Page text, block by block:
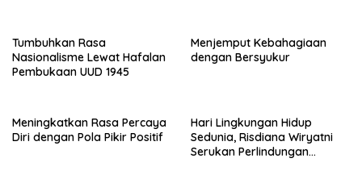
Tumbuhkan Rasa
Nasionalisme Lewat Hafalan
Pembukaan UUD 1945
Menjemput Kebahagiaan
dengan Bersyukur
Meningkatkan Rasa Percaya
Diri dengan Pola Pikir Positif
Hari Lingkungan Hidup
Sedunia, Risdiana Wiryatni
Serukan Perlindungan